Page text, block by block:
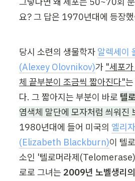
요? 그 답은 1970년대에 등장
당시 소련의 생물학자 알렉세이
(Alexey Olovnikov)가 "세포
체 끝부분이 조금씩 짧아진다"
다. 그 짧아지는 부분이 바로 텔
염색체 말단에 모자처럼 씌워진
1980년대에 들어 미국의 엘리
(Elizabeth Blackburn)이 텔
소인 '텔로머라제
로로 그녀는 2009년 노벨생리